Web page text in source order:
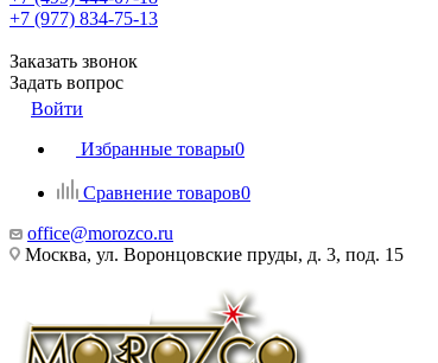
+7 (977) 834-75-13
Заказать звонок
Задать вопрос
Войти
Избранные товары0
Сравнение товаров0
office@morozco.ru
Москва, ул. Воронцовские пруды, д. 3, под. 15